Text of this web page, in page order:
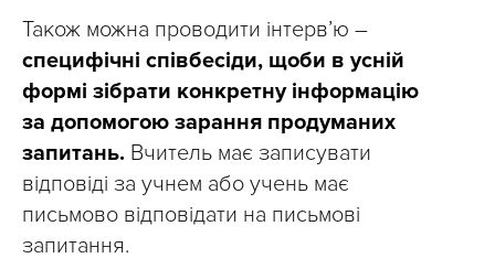
Також можна проводити інтерв’ю –
специфічні співбесіди, щоби в усній
формі зібрати конкретну інформацію
за допомогою зарання продуманих
запитань. Вчитель має записувати
відповіді за учнем або учень має
письмово відповідати на письмові
запитання.